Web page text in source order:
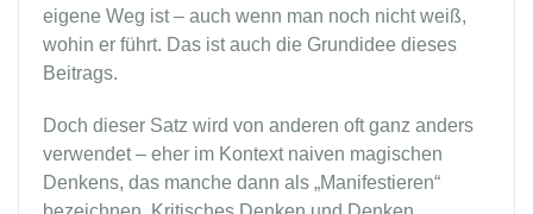
eigene Weg ist – auch wenn man noch nicht weiß,
wohin er führt. Das ist auch die Grundidee dieses
Beitrags.
Doch dieser Satz wird von anderen oft ganz anders
verwendet – eher im Kontext naiven magischen
Denkens, das manche dann als „Manifestieren“